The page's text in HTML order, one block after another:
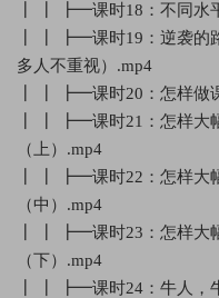
┃ ┃ ┣━课时18：不同水
┃ ┃ ┣━课时19：逆袭的
多人不重视）.mp4
┃ ┃ ┣━课时20：怎样做
┃ ┃ ┣━课时21：怎样大幅
（上）.mp4
┃ ┃ ┣━课时22：怎样大幅
（中）.mp4
┃ ┃ ┣━课时23：怎样大幅
（下）.mp4
┃ ┃ ┣━课时24：牛人，